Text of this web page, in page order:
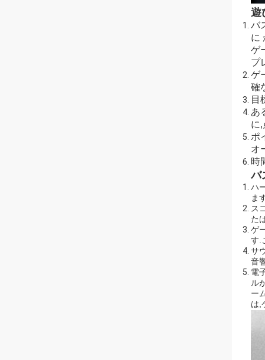
遊
バ
に
ゲ
プ
ゲ
確
目
あ
に
ポ
オ
時
バ
ハ
ま
ス
た
ゲ
す.
サ
音
電
ル
ー
は,